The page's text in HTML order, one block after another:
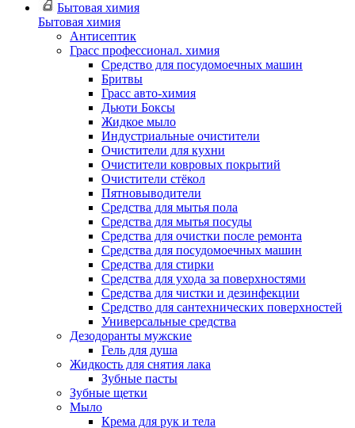
Бытовая химия
Бытовая химия
Антисептик
Грасс профессионал. химия
Cредство для посудомоечных машин
Бритвы
Грасс авто-химия
Дьюти Боксы
Жидкое мыло
Индустриальные очистители
Очистители для кухни
Очистители ковровых покрытий
Очистители стёкол
Пятновыводители
Средства для мытья пола
Средства для мытья посуды
Средства для очистки после ремонта
Средства для посудомоечных машин
Средства для стирки
Средства для ухода за поверхностями
Средства для чистки и дезинфекции
Средство для сантехнических поверхностей
Универсальные средства
Дезодоранты мужские
Гель для душа
Жидкость для снятия лака
Зубные пасты
Зубные щетки
Мыло
Крема для рук и тела